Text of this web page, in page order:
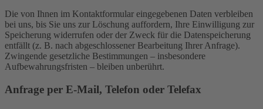
Die von Ihnen im Kontaktformular eingegebenen Daten verbleiben
bei uns, bis Sie uns zur Löschung auffordern, Ihre Einwilligung zur
Speicherung widerrufen oder der Zweck für die Datenspeicherung
entfällt (z. B. nach abgeschlossener Bearbeitung Ihrer Anfrage).
Zwingende gesetzliche Bestimmungen – insbesondere
Aufbewahrungsfristen – bleiben unberührt.
Anfrage per E-Mail, Telefon oder Telefax